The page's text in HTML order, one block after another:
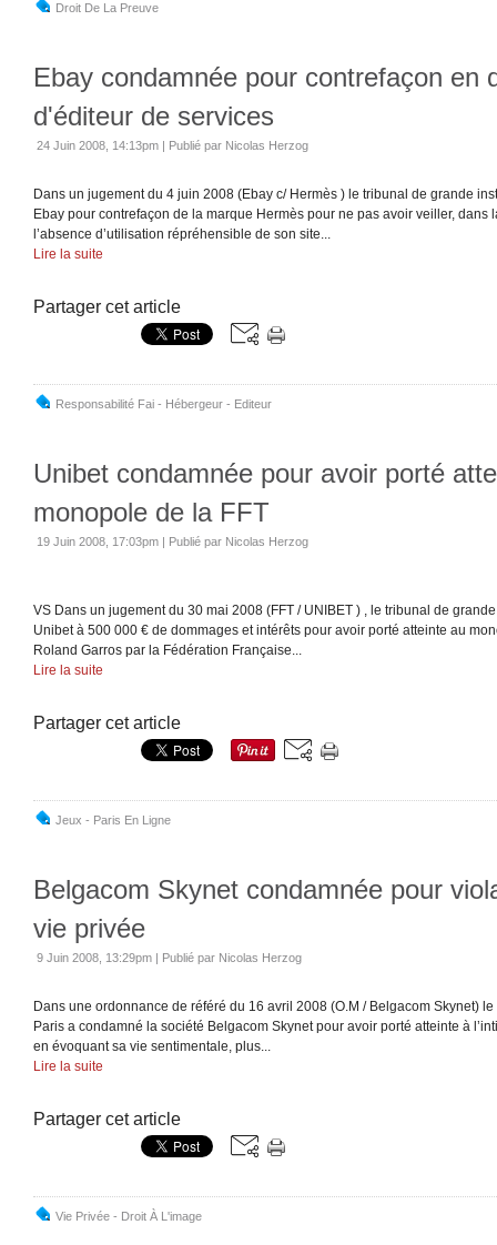
Droit De La Preuve
Ebay condamnée pour contrefaçon en
d'éditeur de services
24 Juin 2008, 14:13pm | Publié par Nicolas Herzog
Dans un jugement du 4 juin 2008 (Ebay c/ Hermès ) le tribunal de grande
Ebay pour contrefaçon de la marque Hermès pour ne pas avoir veiller, dans
l’absence d’utilisation répréhensible de son site...
Lire la suite
Partager cet article
Responsabilité Fai - Hébergeur - Editeur
Unibet condamnée pour avoir porté
monopole de la FFT
19 Juin 2008, 17:03pm | Publié par Nicolas Herzog
VS Dans un jugement du 30 mai 2008 (FFT / UNIBET ) , le tribunal de
Unibet à 500 000 € de dommages et intérêts pour avoir porté atteinte au
Roland Garros par la Fédération Française...
Lire la suite
Partager cet article
Jeux - Paris En Ligne
Belgacom Skynet condamnée pour
vie privée
9 Juin 2008, 13:29pm | Publié par Nicolas Herzog
Dans une ordonnance de référé du 16 avril 2008 (O.M / Belgacom Skynet)
Paris a condamné la société Belgacom Skynet pour avoir porté atteinte à
en évoquant sa vie sentimentale, plus...
Lire la suite
Partager cet article
Vie Privée - Droit À L'image